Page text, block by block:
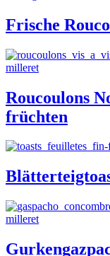
Frische
Roucoulons
früchten